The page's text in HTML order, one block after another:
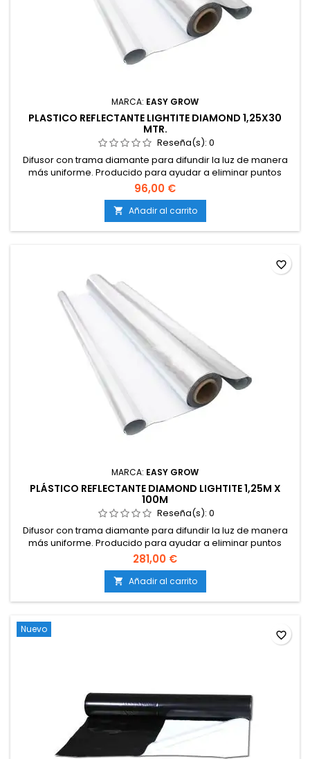
MARCA: EASY GROW
PLASTICO REFLECTANTE LIGHTITE DIAMOND 1,25X30
MTR.
Reseña(s): 0
Difusor con trama diamante para difundir la luz de manera
más uniforme. Producido para ayudar a eliminar puntos
calientes cuarto de cultivo. 100 lightite%. Recubiertos para
proteger contra la corrosión y el desgaste.
96,00 €
 Añadir al carrito
MARCA: EASY GROW
PLÁSTICO REFLECTANTE DIAMOND LIGHTITE 1,25M X
100M
Reseña(s): 0
Difusor con trama diamante para difundir la luz de manera
más uniforme. Producido para ayudar a eliminar puntos
calientes cuarto de cultivo. 100 lightite%. Recubiertos para
proteger contra la corrosión y el desgaste.
281,00 €
 Añadir al carrito
favorite_border
Nuevo favorite_border